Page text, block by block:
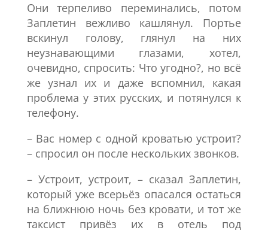
Они терпеливо переминались, потом
Заплетин вежливо кашлянул. Портье
вскинул голову, глянул на них
неузнавающими глазами, хотел,
очевидно, спросить: Что угодно?, но всё
же узнал их и даже вспомнил, какая
проблема у этих русских, и потянулся к
телефону.
– Вас номер с одной кроватью устроит?
– спросил он после нескольких звонков.
– Устроит, устроит, – сказал Заплетин,
который уже всерьёз опасался остаться
на ближнюю ночь без кровати, и тот же
таксист привёз их в отель под